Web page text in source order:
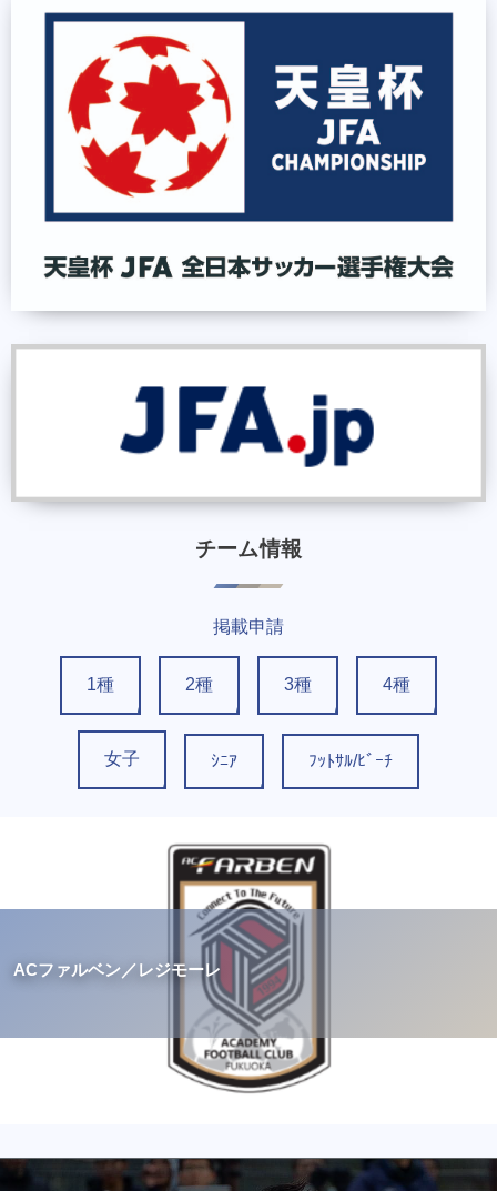
チーム情報
掲載申請
1種 2種 3種 4種
女子 ｼﾆｱ ﾌｯﾄｻﾙ/ﾋﾞｰﾁ
ACファルベン／レジモーレ